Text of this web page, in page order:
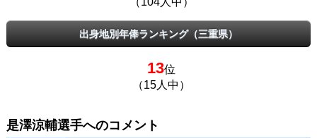
出身地別年俸ランキング（三重県）
13位
（15人中）
是澤涼輔選手へのコメント